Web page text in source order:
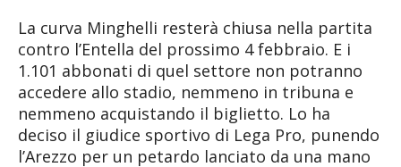
La curva Minghelli resterà chiusa nella partita
contro l’Entella del prossimo 4 febbraio. E i
1.101 abbonati di quel settore non potranno
accedere allo stadio, nemmeno in tribuna e
nemmeno acquistando il biglietto. Lo ha
deciso il giudice sportivo di Lega Pro, punendo
l’Arezzo per un petardo lanciato da una mano